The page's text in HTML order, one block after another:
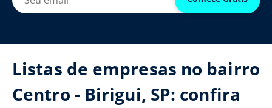
Listas de empresas no bairro
Centro - Birigui, SP: confira